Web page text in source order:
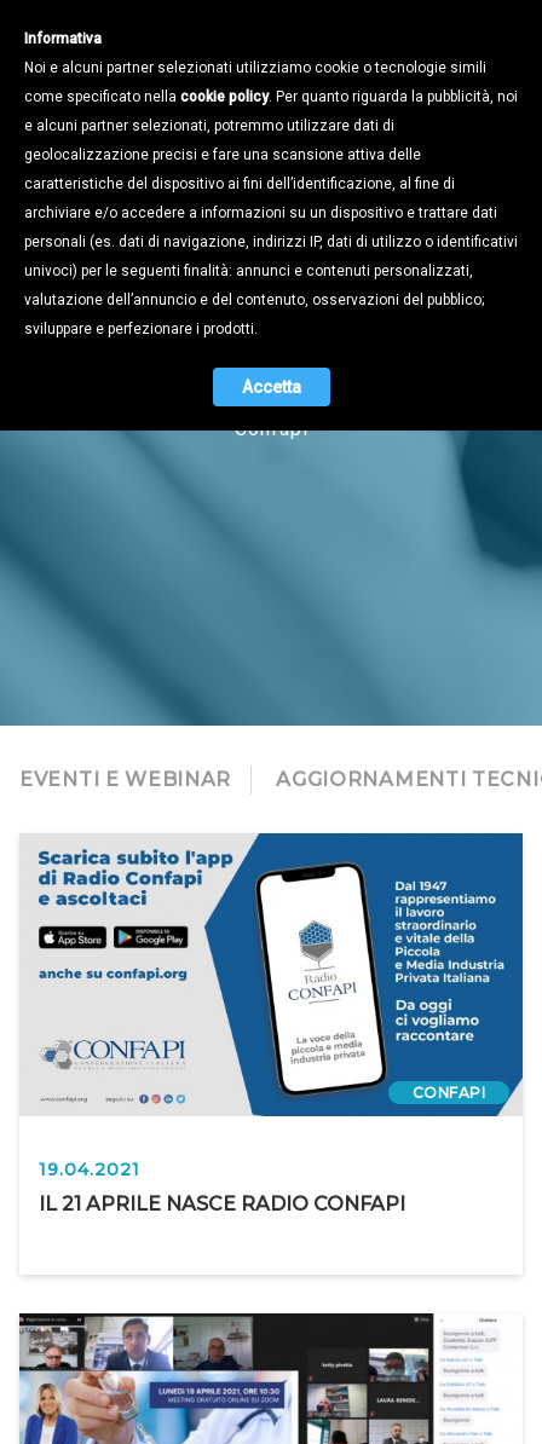
Notizie
Naviga tra i contenuti dell'universo
Confapi
EVENTI E WEBINAR AGGIORNAMENTI
CONFAPI
19.04.2021
IL 21 APRILE NASCE RADIO CONFAPI
Informativa
Noi e alcuni partner selezionati utilizziamo cookie o tecnologie simili
come specificato nella cookie policy. Per quanto riguarda la pubblicità, noi
e alcuni partner selezionati, potremmo utilizzare dati di
geolocalizzazione precisi e fare una scansione attiva delle
caratteristiche del dispositivo ai fini dell’identificazione, al fine di
archiviare e/o accedere a informazioni su un dispositivo e trattare dati
personali (es. dati di navigazione, indirizzi IP, dati di utilizzo o identificativi
univoci) per le seguenti finalità: annunci e contenuti personalizzati,
valutazione dell’annuncio e del contenuto, osservazioni del pubblico;
sviluppare e perfezionare i prodotti.
Accetta